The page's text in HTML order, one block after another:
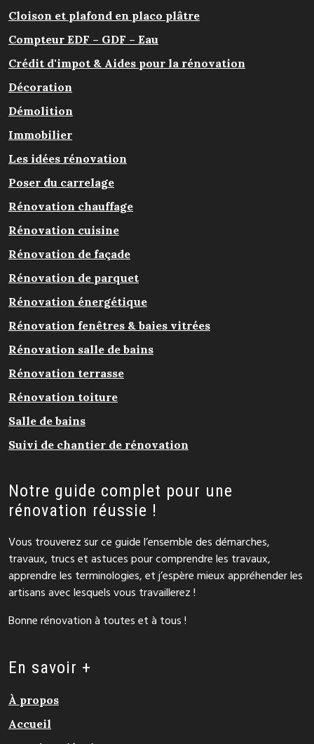
Cloison et plafond en placo plâtre
Compteur EDF – GDF – Eau
Crédit d'impot & Aides pour la rénovation
Décoration
Démolition
Immobilier
Les idées rénovation
Poser du carrelage
Rénovation chauffage
Rénovation cuisine
Rénovation de façade
Rénovation de parquet
Rénovation énergétique
Rénovation fenêtres & baies vitrées
Rénovation salle de bains
Rénovation terrasse
Rénovation toiture
Salle de bains
Suivi de chantier de rénovation
Notre guide complet pour une
rénovation réussie !
Vous trouverez sur ce guide l’ensemble des démarches,
travaux, trucs et astuces pour comprendre les travaux,
apprendre les terminologies, et j’espère mieux appréhender les
artisans avec lesquels vous travaillerez !
Bonne rénovation à toutes et à tous !
En savoir +
À propos
Accueil